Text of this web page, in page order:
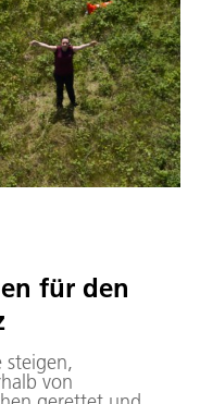
für den
steigen,
von